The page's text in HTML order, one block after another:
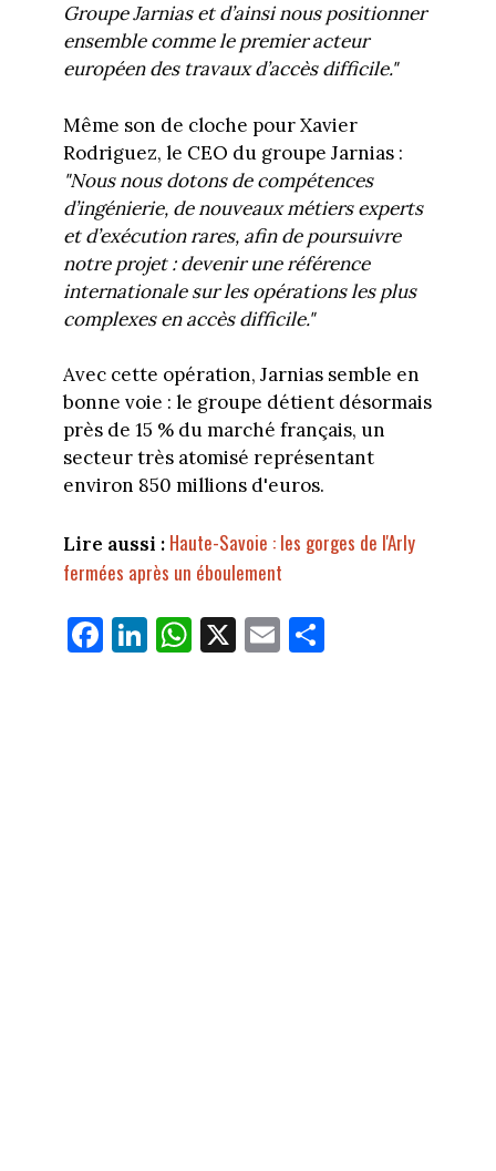
Groupe Jarnias et d’ainsi nous positionner
ensemble comme le premier acteur
européen des travaux d’accès difficile."
Même son de cloche pour Xavier
Rodriguez, le CEO du groupe Jarnias :
"Nous nous dotons de compétences
d’ingénierie, de nouveaux métiers experts
et d’exécution rares, afin de poursuivre
notre projet : devenir une référence
internationale sur les opérations les plus
complexes en accès difficile."
Avec cette opération, Jarnias semble en
bonne voie : le groupe détient désormais
près de 15 % du marché français, un
secteur très atomisé représentant
environ 850 millions d'euros.
Lire aussi : Haute-Savoie : les gorges de l'Arly
fermées après un éboulement
Fa
ce
Li
nk
W
ha
X E
m
Pa